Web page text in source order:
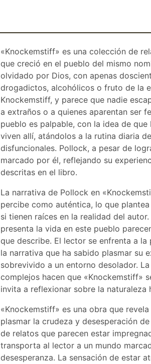
«Knockemstiff» es una colección de
que creció en el pueblo del mismo
olvidado por Dios, con apenas
drogadictos, alcohólicos o fruto de la
Knockemstiff, y parece que nadie
a extraños o a quienes aparentan ser
pueblo es palpable, con la idea de
viven allí, atándolos a la rutina diaria
disfuncionales. Pollock, a pesar de
marcado por él, reflejando su
descritas en el libro.
La narrativa de Pollock en
percibe como auténtica, lo que
si tienen raíces en la realidad del
presenta la vida en este pueblo
que describe. El lector se enfrenta a
la narrativa que ha sabido plasmar su
sobrevivido a un entorno desolador.
complejos hacen que «Knockemstiff»
invita a reflexionar sobre la naturaleza
«Knockemstiff» es una obra que
plasmar la crudeza y desesperación
de relatos que parecen estar
transporta al lector a un mundo
desesperanza. La sensación de estar